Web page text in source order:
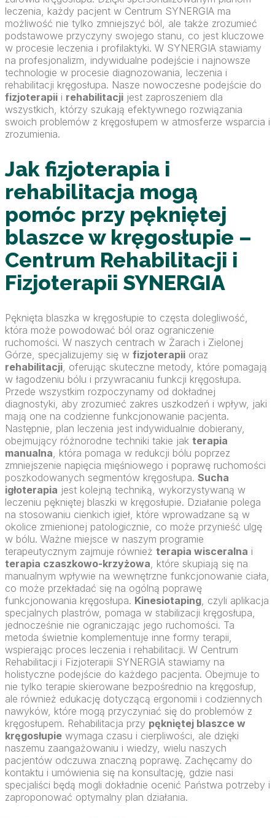
leczenia, każdy pacjent w Centrum SYNERGIA ma
możliwość nie tylko zmniejszyć ból, ale także zrozumieć
podstawowe przyczyny swojego stanu, co jest kluczowe
w procesie leczenia i profilaktyki. W SYNERGIA stawiamy
na profesjonalizm, indywidualne podejście i najnowsze
technologie w procesie diagnozowania, leczenia i
rehabilitacji kręgosłupa. Nasze nowoczesne podejście do
fizjoterapii i rehabilitacji jest zaproszeniem dla
wszystkich, którzy szukają efektywnego rozwiązania
swoich problemów z kręgosłupem w atmosferze wsparcia i
zrozumienia.
Jak fizjoterapia i
rehabilitacja mogą
pomóc przy pękniętej
blaszce w kręgosłupie –
Centrum Rehabilitacji i
Fizjoterapii SYNERGIA
Pęknięta blaszka w kręgosłupie to częsta dolegliwość,
która może powodować ból oraz ograniczenie
ruchomości. W naszych centrach w Żarach i Zielonej
Górze, specjalizujemy się w fizjoterapii oraz
rehabilitacji , oferując skuteczne metody, które pomagają
w łagodzeniu bólu i przywracaniu funkcji kręgosłupa.
Przede wszystkim rozpoczynamy od dokładnej
diagnostyki, aby zrozumieć zakres uszkodzeń i wpływ, jaki
mają one na codzienne funkcjonowanie pacjenta.
Następnie, plan leczenia jest indywidualnie dobierany,
obejmujący różnorodne techniki takie jak terapia
manualna , która pomaga w redukcji bólu poprzez
zmniejszenie napięcia mięśniowego i poprawę ruchomości
poszkodowanych segmentów kręgosłupa. Sucha
igłoterapia jest kolejną techniką, wykorzystywaną w
leczeniu pękniętej blaszki w kręgosłupie. Działanie polega
na stosowaniu cienkich igieł, które wprowadzane są w
okolice zmienionej patologicznie, co może przynieść ulgę
w bólu. Ważne miejsce w naszym programie
terapeutycznym zajmuje również terapia wisceralna i
terapia czaszkowo-krzyżowa , które skupiają się na
manualnym wpływie na wewnętrzne funkcjonowanie ciała,
co może przekładać się na ogólną poprawę
funkcjonowania kręgosłupa. Kinesiotaping , czyli aplikacja
specjalnych plastrów, pomaga w stabilizacji kręgosłupa,
jednocześnie nie ograniczając jego ruchomości. Ta
metoda świetnie komplementuje inne formy terapii,
wspierając proces leczenia i rehabilitacji. W Centrum
Rehabilitacji i Fizjoterapii SYNERGIA stawiamy na
holistyczne podejście do każdego pacjenta. Obejmuje to
nie tylko terapie skierowane bezpośrednio na kręgosłup,
ale również edukację dotyczącą ergonomii i codziennych
nawyków, które mogą przyczyniać się do problemów z
kręgosłupem. Rehabilitacja przy pękniętej blaszce w
kręgosłupie wymaga czasu i cierpliwości, ale dzięki
naszemu zaangażowaniu i wiedzy, wielu naszych
pacjentów odczuwa znaczną poprawę. Zachęcamy do
kontaktu i umówienia się na konsultację, gdzie nasi
specjaliści będą mogli dokładnie ocenić Państwa potrzeby i
zaproponować optymalny plan działania.